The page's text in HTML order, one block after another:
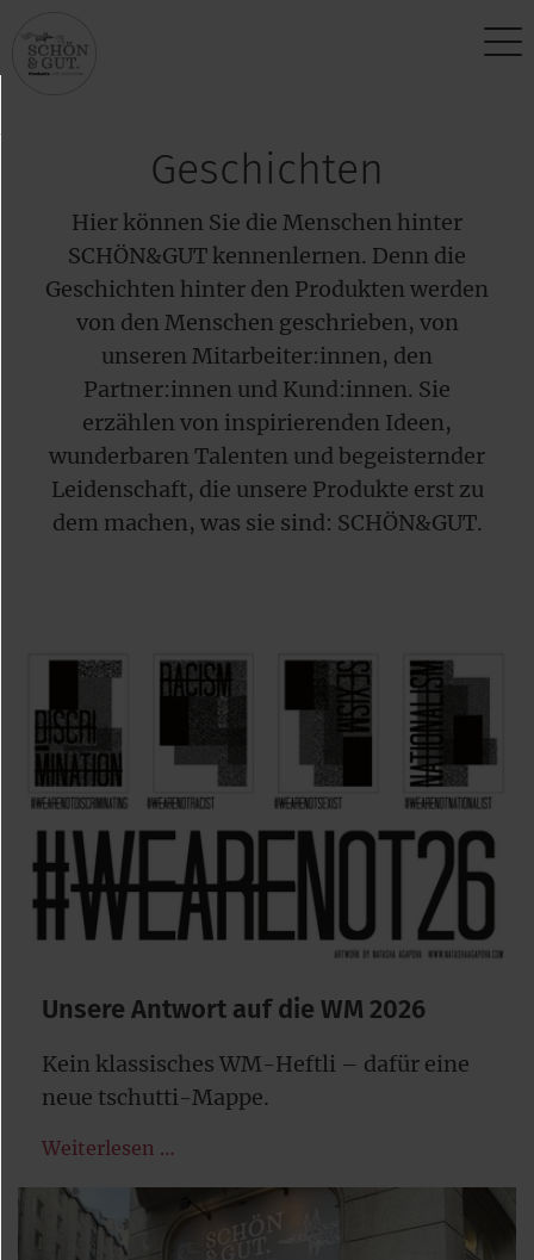
Geschichten
Hier können Sie die Menschen hinter
SCHÖN&GUT kennenlernen. Denn die
Geschichten hinter den Produkten werden
von den Menschen geschrieben, von
unseren Mitarbeiter:innen, den
Partner:innen und Kund:innen. Sie
erzählen von inspirierenden Ideen,
wunderbaren Talenten und begeisternder
Leidenschaft, die unsere Produkte erst zu
dem machen, was sie sind: SCHÖN&GUT.
Unsere Antwort auf die WM 2026
Kein klassisches WM-Heftli – dafür eine
neue tschutti-Mappe.
Weiterlesen …
Produktphilosophie
Standort
Partner werden
Newsletter